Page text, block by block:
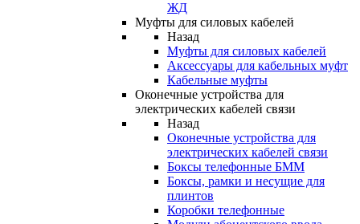
ЖД
Муфты для силовых кабелей
Назад
Муфты для силовых кабелей
Аксессуары для кабельных муфт
Кабельные муфты
Оконечные устройства для
электрических кабелей связи
Назад
Оконечные устройства для
электрических кабелей связи
Боксы телефонные БММ
Боксы, рамки и несущие для
плинтов
Коробки телефонные